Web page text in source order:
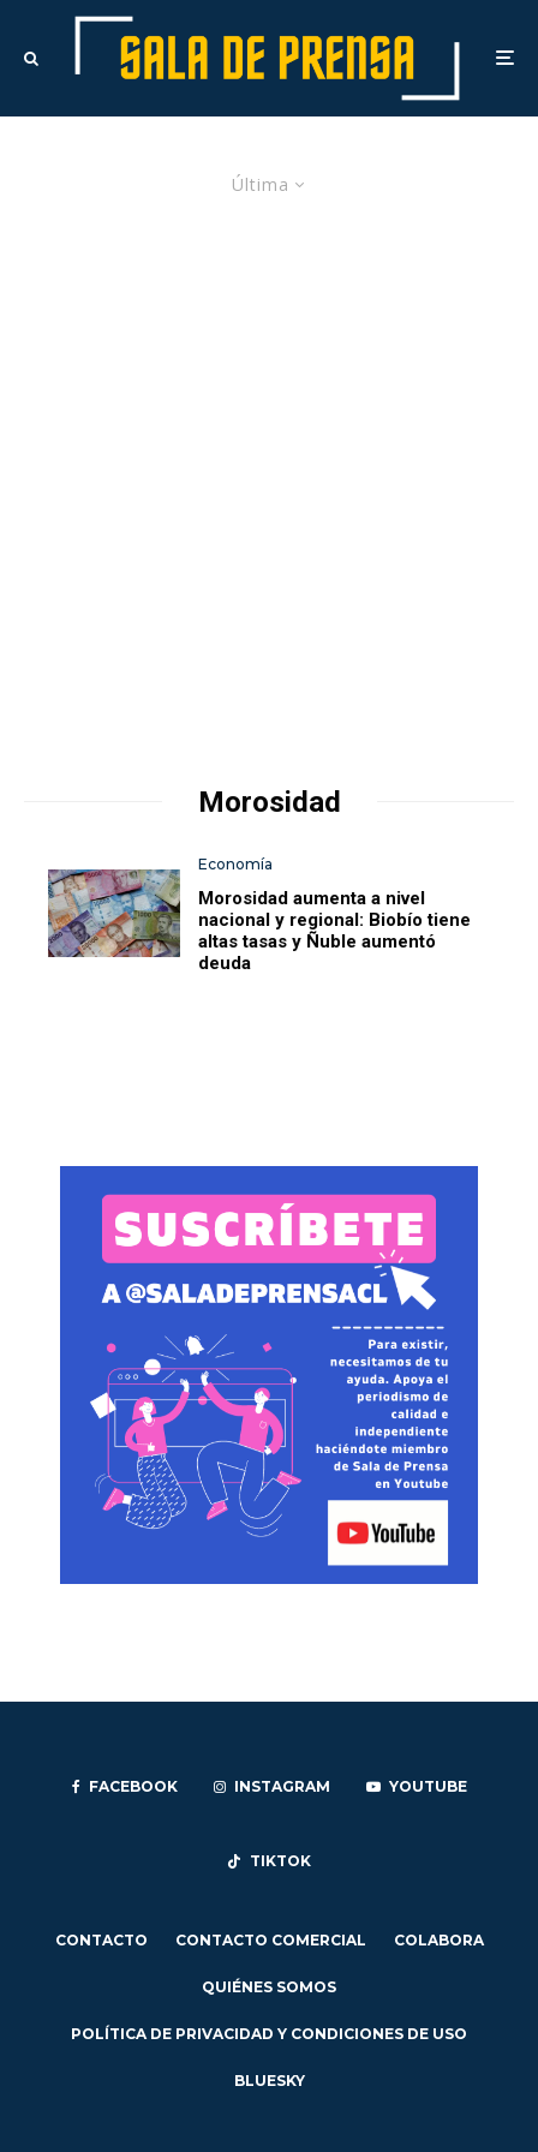
Última
Morosidad
Economía
Morosidad aumenta a nivel
nacional y regional: Biobío tiene
altas tasas y Ñuble aumentó
deuda
FACEBOOK INSTAGRAM YOUTUBE
TIKTOK
CONTACTO CONTACTO COMERCIAL COLABORA
QUIÉNES SOMOS
POLÍTICA DE PRIVACIDAD Y CONDICIONES DE USO
BLUESKY